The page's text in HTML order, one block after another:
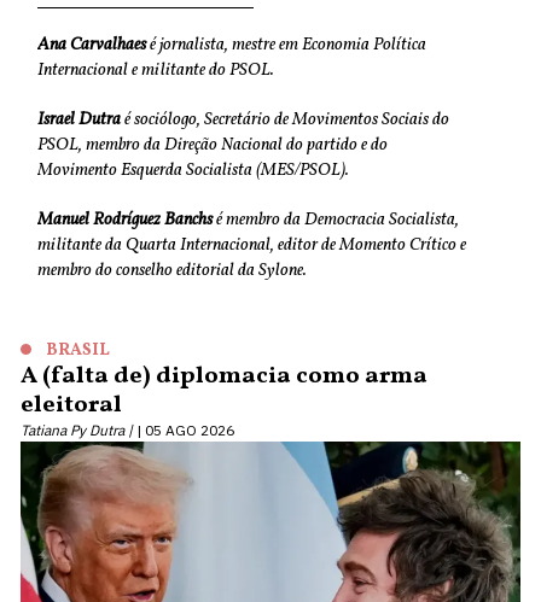
Ana Carvalhaesé jornalista, mestre em Economia Política
Internacional e militante do PSOL.
Israel Dutraé sociólogo, Secretário de Movimentos Sociais do
PSOL, membro da Direção Nacional do partido e do
Movimento Esquerda Socialista (MES/PSOL).
Manuel Rodríguez Banchsé membro da Democracia Socialista,
militante da Quarta Internacional, editor de Momento Crítico e
membro do conselho editorial da Sylone.
BRASIL
A (falta de) diplomacia como arma
eleitoral
Tatiana Py Dutra | 05 AGO 2026